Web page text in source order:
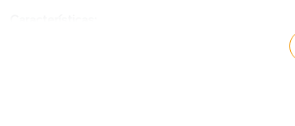
La
durante su uso, lo que permite un mayor